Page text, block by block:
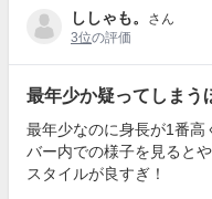
ししゃも。
さん
3位の評価
最年少か疑ってしまう
最年少なのに身長が1番高
バー内での様子を見ると
スタイルが良すぎ！